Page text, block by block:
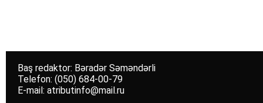
Baş redaktor: Bəradər Səməndərli
Telefon: (050) 684-00-79
E-mail: atributinfo@mail.ru